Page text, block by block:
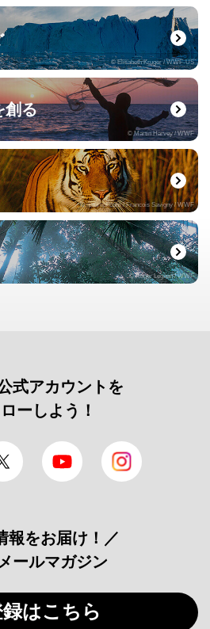
© Elisabeth Kruger / WWF-US
創る
© Martin Harvey / WWF
© naturepl.com / Francois Savigny / WWF
© Roger Leguen / WWF
式アカウントを
ーしよう！
Twitter YouTube
報をお届け！／
ールマガジン
はこちら